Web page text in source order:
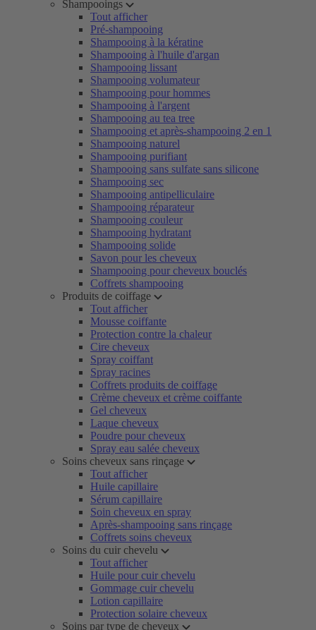
Shampooings
Tout afficher
Pré-shampooing
Shampooing à la kératine
Shampooing à l'huile d'argan
Shampooing lissant
Shampooing volumateur
Shampooing pour hommes
Shampooing à l'argent
Shampooing au tea tree
Shampooing et après-shampooing 2 en 1
Shampooing naturel
Shampooing purifiant
Shampooing sans sulfate sans silicone
Shampooing sec
Shampooing antipelliculaire
Shampooing réparateur
Shampooing couleur
Shampooing hydratant
Shampooing solide
Savon pour les cheveux
Shampooing pour cheveux bouclés
Coffrets shampooing
Produits de coiffage
Tout afficher
Mousse coiffante
Protection contre la chaleur
Cire cheveux
Spray coiffant
Spray racines
Coffrets produits de coiffage
Crème cheveux et crème coiffante
Gel cheveux
Laque cheveux
Poudre pour cheveux
Spray eau salée cheveux
Soins cheveux sans rinçage
Tout afficher
Huile capillaire
Sérum capillaire
Soin cheveux en spray
Après-shampooing sans rinçage
Coffrets soins cheveux
Soins du cuir chevelu
Tout afficher
Huile pour cuir chevelu
Gommage cuir chevelu
Lotion capillaire
Protection solaire cheveux
Soins par type de cheveux